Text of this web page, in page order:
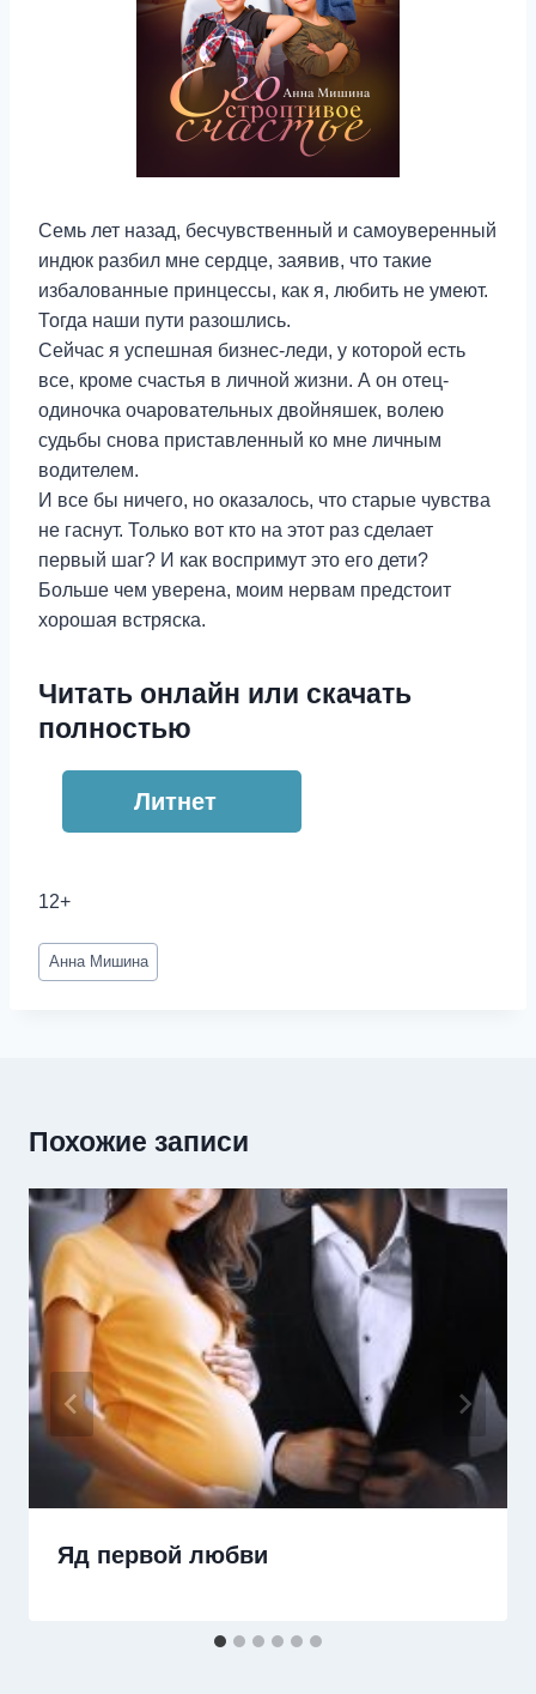
Семь лет назад, бесчувственный и самоуверенный
индюк разбил мне сердце, заявив, что такие
избалованные принцессы, как я, любить не умеют.
Тогда наши пути разошлись.
Сейчас я успешная бизнес-леди, у которой есть
все, кроме счастья в личной жизни. А он отец-
одиночка очаровательных двойняшек, волею
судьбы снова приставленный ко мне личным
водителем.
И все бы ничего, но оказалось, что старые чувства
не гаснут. Только вот кто на этот раз сделает
первый шаг? И как воспримут это его дети?
Больше чем уверена, моим нервам предстоит
хорошая встряска.
Читать онлайн или скачать
полностью
Литнет
12+
Метки
записи:
Анна Мишина
Похожие записи
Яд первой любви